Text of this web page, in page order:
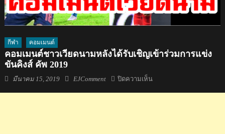
กีฬา คอมเมนต์
คอมเมนต์ชาวเวียดนามหลังได้รับเชิญเข้าร่วมการแข่ง
ขันคิงส์ คัพ 2019
Posted
มีนาคม 15, 2019 Author
EJComment ปิดความเห็นบน